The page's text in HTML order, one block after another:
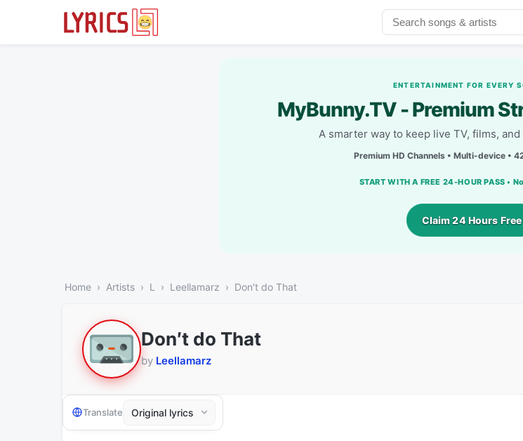
ENTERTAINMENT FOR EVERY
MyBunny.TV - Premium
A smarter way to keep live TV, films,
Premium HD Channels • Multi-device •
START WITH A FREE 24-HOUR PASS •
Claim 24 Hours Free
Home Artists L Leellamarz Don′t do That
Don′t do That
by Leellamarz
Translate